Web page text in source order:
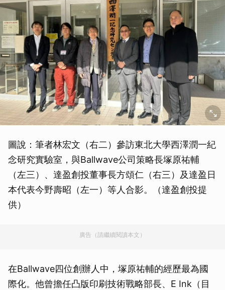
圖說：筆者林宏文（右二）參訪東北大學西澤潤一紀
念研究實驗室，與Ballwave公司策略長塚原祐輔
（左三）、達盈創投董事長方頌仁（右三）及達盈日
本代表今野壽昭（左一）等人合影。（達盈創投提
供）
廣告（請繼續閱讀本文）
在Ballwave四位創辦人中，塚原祐輔的經歷最為國
際化。他曾擔任凸版印刷技術戰略部長、E Ink（目